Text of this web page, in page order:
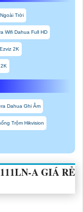
Trời
Wifi Dahua Full HD
2K
Dahua Ghi Âm
Trộm Hikvision
AGIÁ RẺ